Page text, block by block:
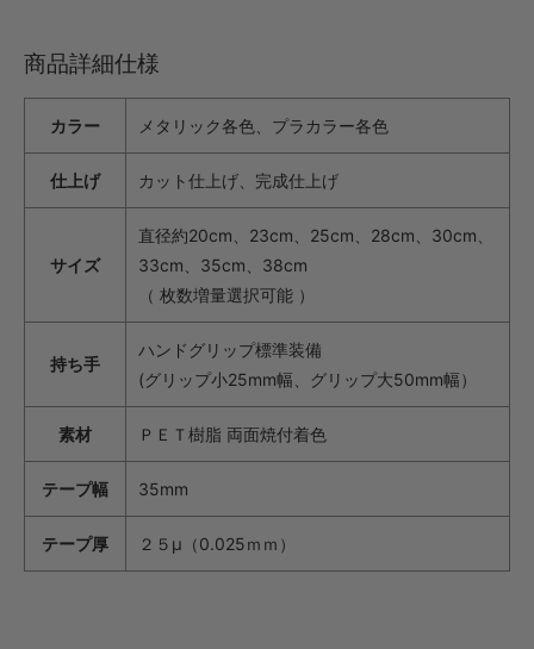
商品詳細仕様
カラー メタリック各色、プラカラー各色
仕上げ カット仕上げ、完成仕上げ
サイズ
直径約20cm、23cm、25cm、28cm、30cm、
33cm、35cm、38cm
（ 枚数増量選択可能 ）
持ち手
ハンドグリップ標準装備
(グリップ小25mm幅、グリップ大50mm幅）
素材 ＰＥＴ樹脂 両面焼付着色
テープ幅 35mm
テープ厚 ２５μ（0.025ｍｍ）